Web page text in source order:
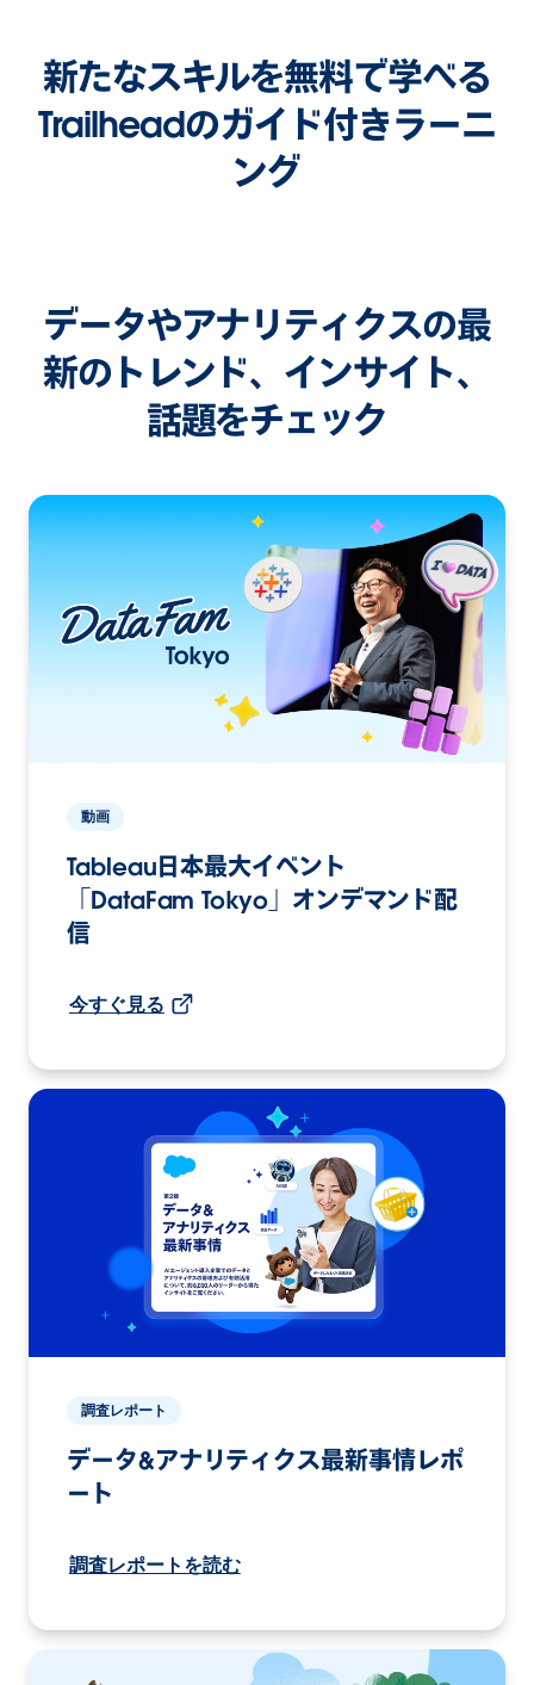
新たなスキルを無料で学べる
Trailheadのガイド付きラーニ
ング
データやアナリティクスの最
新のトレンド、インサイト、
話題をチェック
動画
Tableau日本最大イベント
「DataFam Tokyo」オンデマンド配
信
今すぐ見る
調査レポート
データ&アナリティクス最新事情レポ
ート
調査レポートを読む